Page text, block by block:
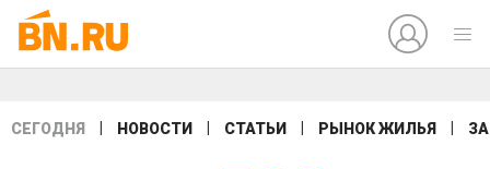
СЕГОДНЯ НОВОСТИ СТАТЬИ РЫНОК ЖИЛЬЯ